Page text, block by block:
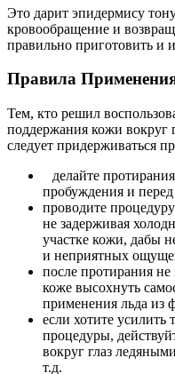
Это дарит эпидермису
кровообращение и
правильно приготовить и
Правила
Тем, кто решил
поддержания кожи вокруг
следует придерживаться
делайте
пробуждения и
проводите
не задерживая
участке кожи, дабы
и неприятных
после протирания не
коже высохнуть
применения льда из
если хотите усилить
процедуры,
вокруг глаз
т.д.